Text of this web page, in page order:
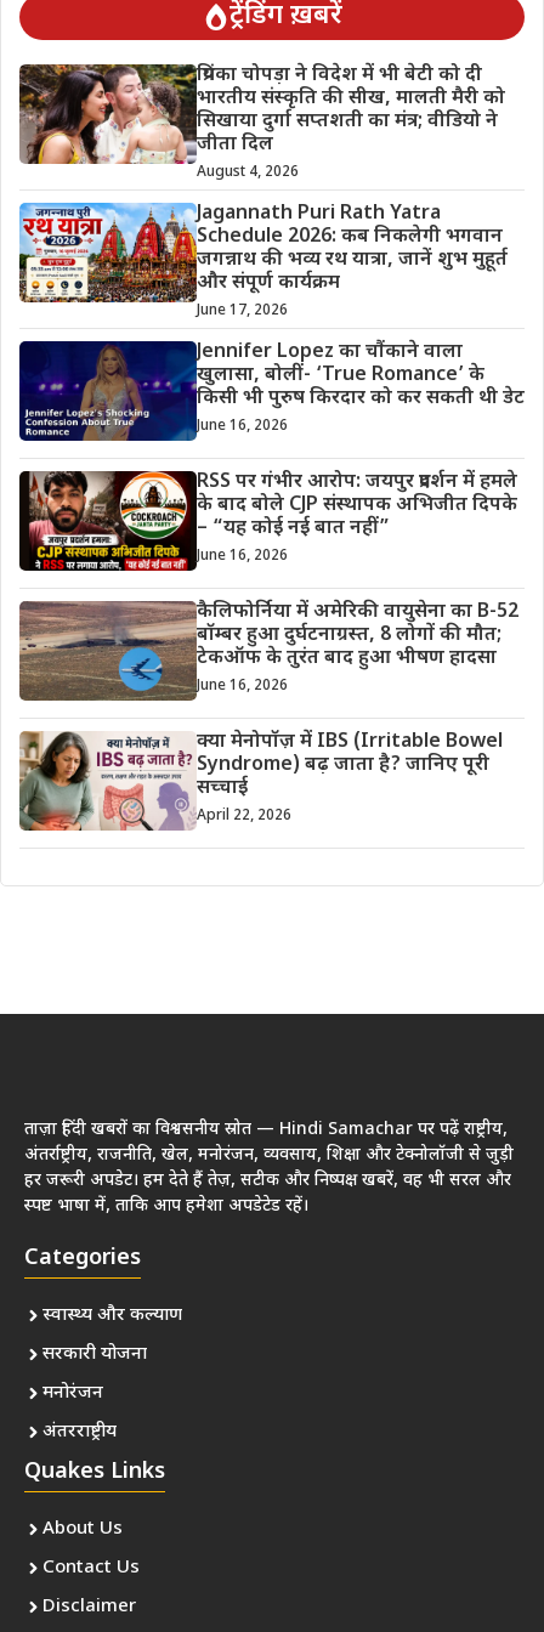
ट्रेंडिंग ख़बरें
प्रियंका चोपड़ा ने विदेश में भी बेटी को दी
भारतीय संस्कृति की सीख, मालती मैरी को
सिखाया दुर्गा सप्तशती का मंत्र; वीडियो ने
जीता दिल
August 4, 2026
Jagannath Puri Rath Yatra
Schedule 2026: कब निकलेगी भगवान
जगन्नाथ की भव्य रथ यात्रा, जानें शुभ मुहूर्त
और संपूर्ण कार्यक्रम
June 17, 2026
Jennifer Lopez का चौंकाने वाला
खुलासा, बोलीं- ‘True Romance’ के
किसी भी पुरुष किरदार को कर सकती थी डेट
June 16, 2026
RSS पर गंभीर आरोप: जयपुर प्रदर्शन में हमले
के बाद बोले CJP संस्थापक अभिजीत दिपके
– “यह कोई नई बात नहीं”
June 16, 2026
कैलिफोर्निया में अमेरिकी वायुसेना का B-52
बॉम्बर हुआ दुर्घटनाग्रस्त, 8 लोगों की मौत;
टेकऑफ के तुरंत बाद हुआ भीषण हादसा
June 16, 2026
क्या मेनोपॉज़ में IBS (Irritable Bowel
Syndrome) बढ़ जाता है? जानिए पूरी
सच्चाई
April 22, 2026
ताज़ा हिंदी खबरों का विश्वसनीय स्रोत — Hindi Samachar पर पढ़ें राष्ट्रीय,
अंतर्राष्ट्रीय, राजनीति, खेल, मनोरंजन, व्यवसाय, शिक्षा और टेक्नोलॉजी से जुड़ी
हर जरूरी अपडेट। हम देते हैं तेज़, सटीक और निष्पक्ष खबरें, वह भी सरल और
स्पष्ट भाषा में, ताकि आप हमेशा अपडेटेड रहें।
Categories
स्वास्थ्य और कल्याण
सरकारी योजना
मनोरंजन
अंतरराष्ट्रीय
Quakes Links
About Us
Contact Us
Disclaimer